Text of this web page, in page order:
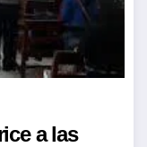
a las